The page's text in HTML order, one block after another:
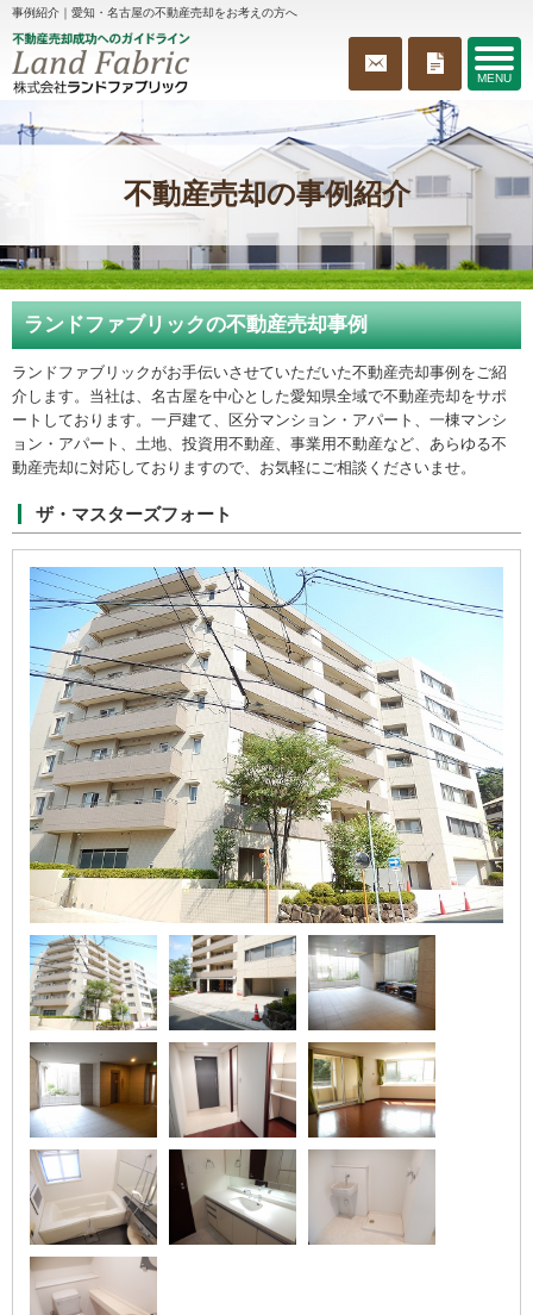
事例紹介｜愛知・名古屋の不動産売却をお考えの方へ
MENU
不動産売却の事例紹介
ランドファブリックの不動産売却事例
ランドファブリックがお手伝いさせていただいた不動産売却事例をご紹
介します。当社は、名古屋を中心とした愛知県全域で不動産売却をサポ
ートしております。一戸建て、区分マンション・アパート、一棟マンシ
ョン・アパート、土地、投資用不動産、事業用不動産など、あらゆる不
動産売却に対応しておりますので、お気軽にご相談くださいませ。
ザ・マスターズフォート